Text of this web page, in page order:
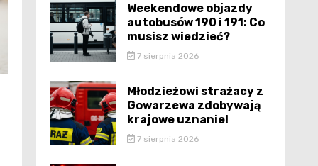
Weekendowe objazdy
autobusów 190 i 191: Co
musisz wiedzieć?
7 sierpnia 2026
Młodzieżowi strażacy z
Gowarzewa zdobywają
krajowe uznanie!
7 sierpnia 2026